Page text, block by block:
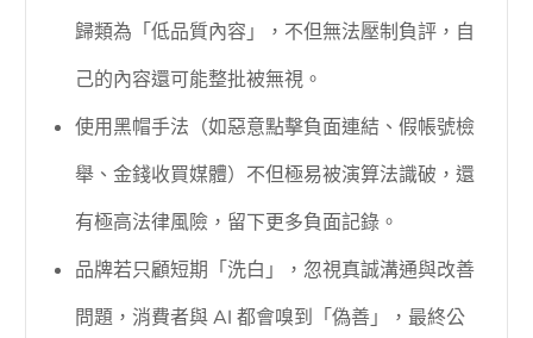
歸類為「低品質內容」，不但無法壓制負評，自
己的內容還可能整批被無視。
使用黑帽手法（如惡意點擊負面連結、假帳號檢
舉、金錢收買媒體）不但極易被演算法識破，還
有極高法律風險，留下更多負面記錄。
品牌若只顧短期「洗白」，忽視真誠溝通與改善
問題，消費者與 AI 都會嗅到「偽善」，最終公